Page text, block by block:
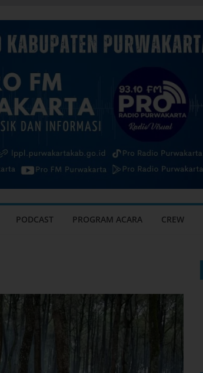
PODCAST PROGRAM ACARA CREW